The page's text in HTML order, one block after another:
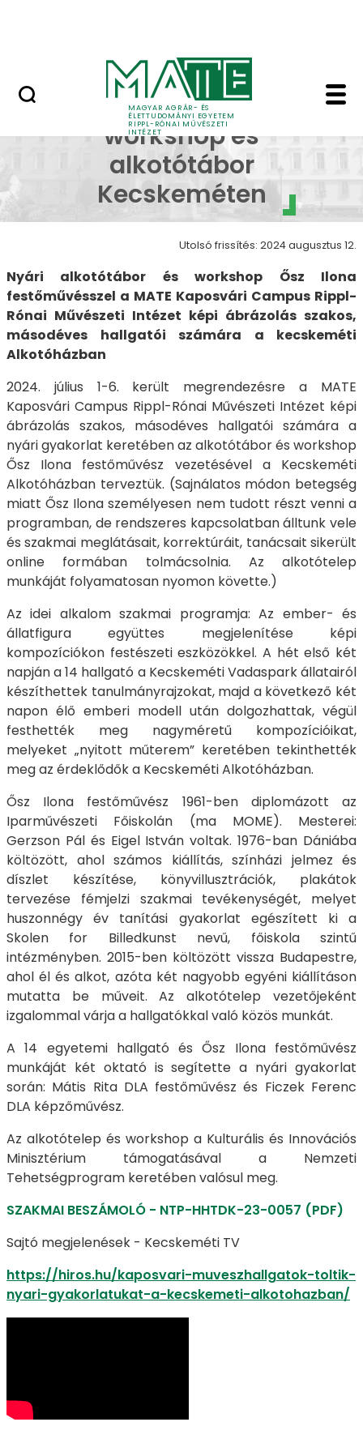
MAGYAR AGRÁR- ÉS
ÉLETTUDOMÁNYI EGYETEM
RIPPL-RÓNAI MŰVÉSZETI
INTÉZET
Festészeti Workshop
Festészeti
workshop és
alkotótábor
Kecskeméten
Utolsó frissítés: 2024 augusztus 12.
Nyári alkotótábor és workshop Ősz Ilona
festőművésszel a MATE Kaposvári Campus Rippl-
Rónai Művészeti Intézet képi ábrázolás szakos,
másodéves hallgatói számára a kecskeméti
Alkotóházban
2024. július 1-6. került megrendezésre a MATE
Kaposvári Campus Rippl-Rónai Művészeti Intézet képi
ábrázolás szakos, másodéves hallgatói számára a
nyári gyakorlat keretében az alkotótábor és workshop
Ősz Ilona festőművész vezetésével a Kecskeméti
Alkotóházban terveztük. (Sajnálatos módon betegség
miatt Ősz Ilona személyesen nem tudott részt venni a
programban, de rendszeres kapcsolatban álltunk vele
és szakmai meglátásait, korrektúráit, tanácsait sikerült
online formában tolmácsolnia. Az alkotótelep
munkáját folyamatosan nyomon követte.)
Az idei alkalom szakmai programja: Az ember- és
állatfigura együttes megjelenítése képi
kompozíciókon festészeti eszközökkel. A hét első két
napján a 14 hallgató a Kecskeméti Vadaspark állatairól
készíthettek tanulmányrajzokat, majd a következő két
napon élő emberi modell után dolgozhattak, végül
festhették meg nagyméretű kompozícióikat,
melyeket „nyitott műterem” keretében tekinthették
meg az érdeklődők a Kecskeméti Alkotóházban.
Ősz Ilona festőművész 1961-ben diplomázott az
Iparművészeti Főiskolán (ma MOME). Mesterei:
Gerzson Pál és Eigel István voltak. 1976-ban Dániába
költözött, ahol számos kiállítás, színházi jelmez és
díszlet készítése, könyvillusztrációk, plakátok
tervezése fémjelzi szakmai tevékenységét, melyet
huszonnégy év tanítási gyakorlat egészített ki a
Skolen for Billedkunst nevű, főiskola szintű
intézményben. 2015-ben költözött vissza Budapestre,
ahol él és alkot, azóta két nagyobb egyéni kiállításon
mutatta be műveit. Az alkotótelep vezetőjeként
izgalommal várja a hallgatókkal való közös munkát.
A 14 egyetemi hallgató és Ősz Ilona festőművész
munkáját két oktató is segítette a nyári gyakorlat
során: Mátis Rita DLA festőművész és Ficzek Ferenc
DLA képzőművész.
Az alkotótelep és workshop a Kulturális és Innovációs
Minisztérium támogatásával a Nemzeti
Tehetségprogram keretében valósul meg.
SZAKMAI BESZÁMOLÓ - NTP-HHTDK-23-0057 (PDF)
Sajtó megjelenések - Kecskeméti TV
https://hiros.hu/kaposvari-muveszhallgatok-toltik-
nyari-gyakorlatukat-a-kecskemeti-alkotohazban/